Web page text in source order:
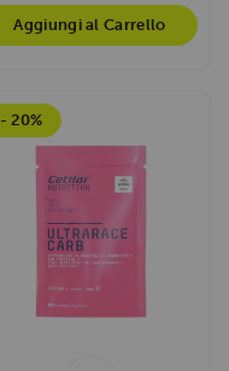
Aggiungi al Carrello
- 20%